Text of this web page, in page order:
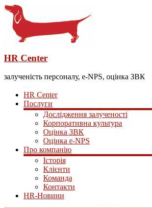
HR Center
залученість персоналу, e-NPS, оцінка ЗВК
HR Center
Послуги
Дослідження залученості
Корпоративна культура
Оцінка ЗВК
Оцінка e-NPS
Про компанію
Історія
Клієнти
Команда
Контакти
HR-Новини